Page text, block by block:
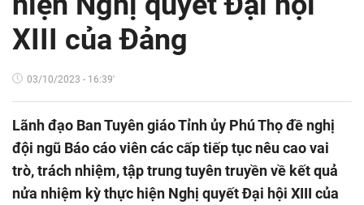
XIII của Đảng
03/10/2023 - 16:39'
Lãnh đạo Ban Tuyên giáo Tỉnh ủy Phú Thọ đề nghị
đội ngũ Báo cáo viên các cấp tiếp tục nêu cao vai
trò, trách nhiệm, tập trung tuyên truyền về kết quả
nửa nhiệm kỳ thực hiện Nghị quyết Đại hội XIII của